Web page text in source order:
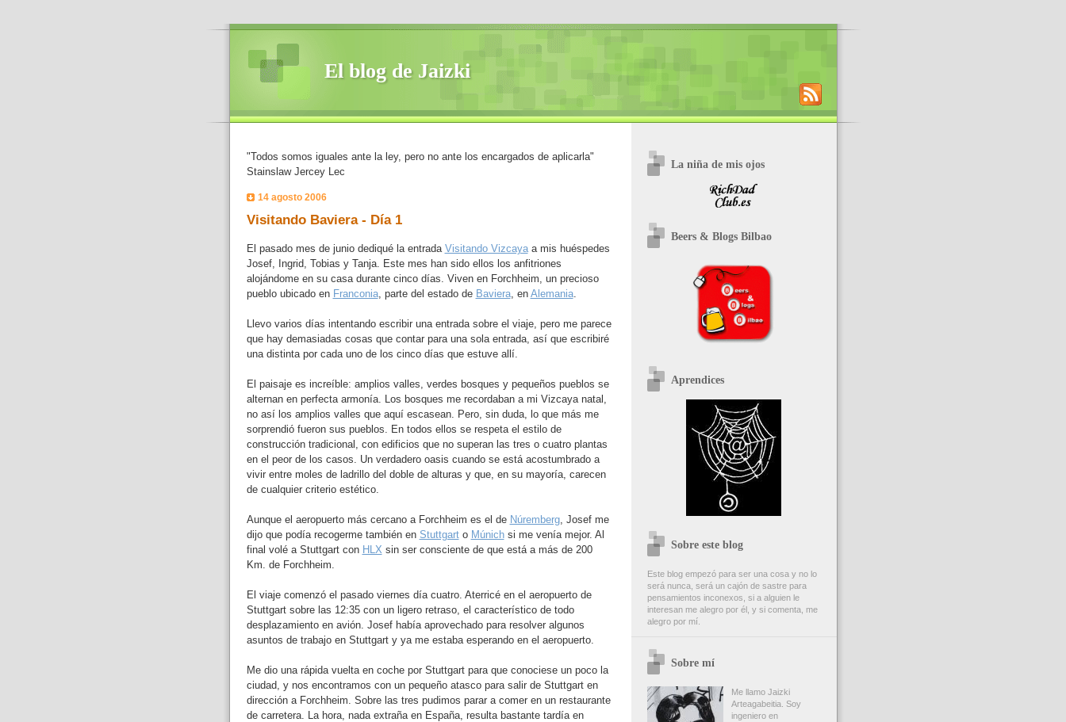
El blog de Jaizki
"Todos somos iguales ante la ley, pero no ante los encargados de aplicarla"
Stainslaw Jercey Lec
14 agosto 2006
Visitando Baviera - Día 1
El pasado mes de junio dediqué la entrada Visitando Vizcayaa mis huéspedes
Josef, Ingrid, Tobias y Tanja. Este mes han sido ellos los anfitriones
alojándome en su casa durante cinco días. Viven en Forchheim, un precioso
pueblo ubicado en Franconia, parte del estado de Baviera, en Alemania.
Llevo varios días intentando escribir una entrada sobre el viaje, pero me parece
que hay demasiadas cosas que contar para una sola entrada, así que escribiré
una distinta por cada uno de los cinco días que estuve allí.
El paisaje es increíble: amplios valles, verdes bosques y pequeños pueblos se
alternan en perfecta armonía. Los bosques me recordaban a mi Vizcaya natal,
no así los amplios valles que aquí escasean. Pero, sin duda, lo que más me
sorprendió fueron sus pueblos. En todos ellos se respeta el estilo de
construcción tradicional, con edificios que no superan las tres o cuatro plantas
en el peor de los casos. Un verdadero oasis cuando se está acostumbrado a
vivir entre moles de ladrillo del doble de alturas y que, en su mayoría, carecen
de cualquier criterio estético.
Aunque el aeropuerto más cercano a Forchheim es el de Núremberg, Josef me
dijo que podía recogerme también en Stuttgarto Múnichsi me venía mejor. Al
final volé a Stuttgart con HLX sin ser consciente de que está a más de 200
Km. de Forchheim.
El viaje comenzó el pasado viernes día cuatro. Aterricé en el aeropuerto de
Stuttgart sobre las 12:35 con un ligero retraso, el característico de todo
desplazamiento en avión. Josef había aprovechado para resolver algunos
asuntos de trabajo en Stuttgart y ya me estaba esperando en el aeropuerto.
Me dio una rápida vuelta en coche por Stuttgart para que conociese un poco la
ciudad, y nos encontramos con un pequeño atasco para salir de Stuttgart en
dirección a Forchheim. Sobre las tres pudimos parar a comer en un restaurante
de carretera. La hora, nada extraña en España, resulta bastante tardía en
La niña de mis ojos
Beers & Blogs Bilbao
Aprendices
Sobre este blog
Este blog empezó para ser una cosa y no lo
será nunca, será un cajón de sastre para
pensamientos inconexos, si a alguien le
interesan me alegro por él, y si comenta, me
alegro por mí.
Sobre mí
Me llamo Jaizki
Arteagabeitia. Soy
ingeniero en